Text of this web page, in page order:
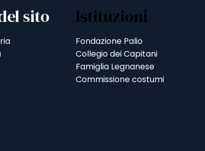
sito Istituzioni
Fondazione Palio
Collegio dei Capitani
Famiglia Legnanese
Commissione costumi